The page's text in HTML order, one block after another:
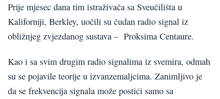
Prije mjesec dana tim istraživača sa Sveučilišta u
Kaliforniji, Berkley, uočili su čudan radio signal iz
obližnjeg zvjezdanog sustava – Proksima Centaure.
Kao i sa svim drugim radio signalima iz svemira, odmah
su se pojavile teorije u izvanzemaljcima. Zanimljivo je
da se frekvencija signala može postići samo sa